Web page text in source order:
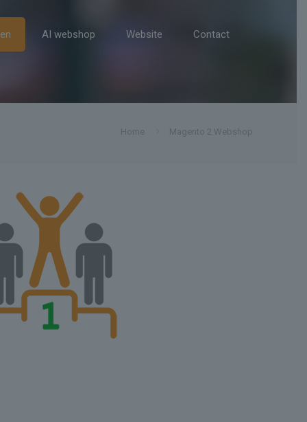
AI webshop Website Contact
Home Magento 2 Webshop